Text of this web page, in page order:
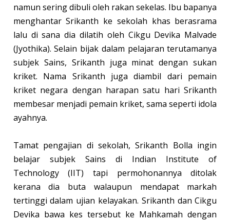
namun sering dibuli oleh rakan sekelas. Ibu bapanya
menghantar Srikanth ke sekolah khas berasrama
lalu di sana dia dilatih oleh Cikgu Devika Malvade
(Jyothika). Selain bijak dalam pelajaran terutamanya
subjek Sains, Srikanth juga minat dengan sukan
kriket. Nama Srikanth juga diambil dari pemain
kriket negara dengan harapan satu hari Srikanth
membesar menjadi pemain kriket, sama seperti idola
ayahnya.
Tamat pengajian di sekolah, Srikanth Bolla ingin
belajar subjek Sains di Indian Institute of
Technology (IIT) tapi permohonannya ditolak
kerana dia buta walaupun mendapat markah
tertinggi dalam ujian kelayakan. Srikanth dan Cikgu
Devika bawa kes tersebut ke Mahkamah dengan